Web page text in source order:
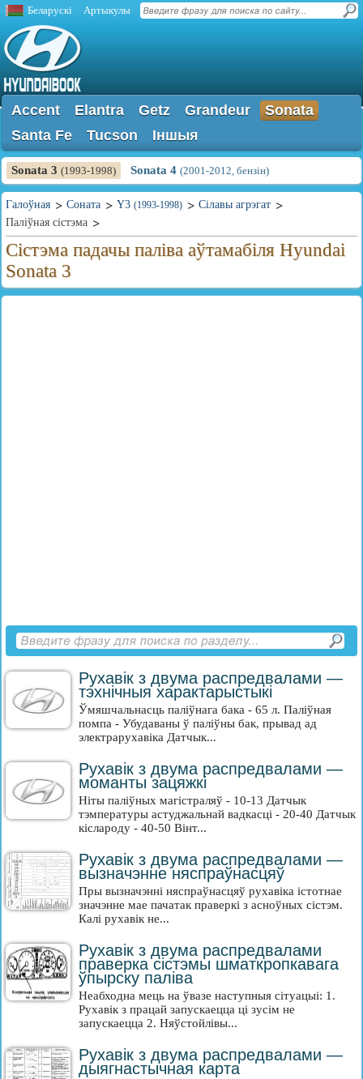
Беларускі Артыкулы
Accent Elantra Getz Grandeur
Sonata
Santa Fe
Tucson Іншыя
Sonata 3 (1993-1998) Sonata 4 (2001-2012, бензін)
Галоўная Соната Y3 (1993-1998)
Сілавы агрэгат
Паліўная сістэма
Сістэма падачы паліва аўтамабіля Hyundai
Sonata 3
Рухавік з двума распредвалами —
тэхнічныя характарыстыкі
Ўмяшчальнасць паліўнага бака - 65 л. Паліўная
помпа - Убудаваны ў паліўны бак, прывад ад
электрарухавіка Датчык...
Рухавік з двума распредвалами —
моманты зацяжкі
Ніты паліўных магістраляў - 10-13 Датчык
тэмпературы астуджальнай вадкасці - 20-40 Датчык
кіслароду - 40-50 Вінт...
Рухавік з двума распредвалами —
вызначэнне няспраўнасцяў
Пры вызначэнні няспраўнасцяў рухавіка істотнае
значэнне мае пачатак праверкі з асноўных сістэм.
Калі рухавік не...
Рухавік з двума распредвалами
праверка сістэмы шматкропкавага
ўпырску паліва
Неабходна мець на ўвазе наступныя сітуацыі: 1.
Рухавік з працай запускаецца ці зусім не
запускаецца 2. Няўстойлівы...
Рухавік з двума распредвалами —
дыягнастычная карта